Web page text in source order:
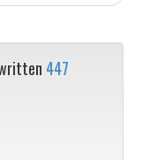
447